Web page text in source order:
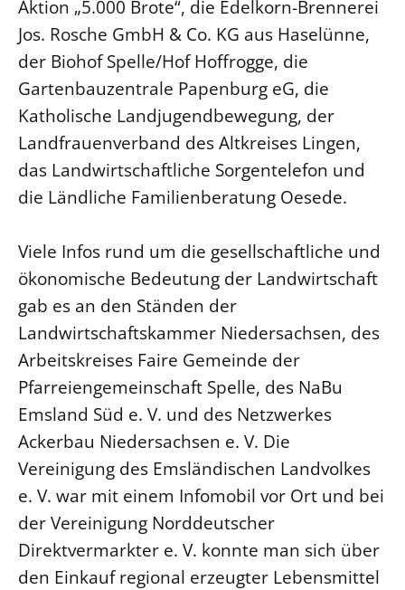
Aktion „5.000 Brote“, die Edelkorn-Brennerei
Jos. Rosche GmbH & Co. KG aus Haselünne,
der Biohof Spelle/Hof Hoffrogge, die
Gartenbauzentrale Papenburg eG, die
Katholische Landjugendbewegung, der
Landfrauenverband des Altkreises Lingen,
das Landwirtschaftliche Sorgentelefon und
die Ländliche Familienberatung Oesede.
Viele Infos rund um die gesellschaftliche und
ökonomische Bedeutung der Landwirtschaft
gab es an den Ständen der
Landwirtschaftskammer Niedersachsen, des
Arbeitskreises Faire Gemeinde der
Pfarreiengemeinschaft Spelle, des NaBu
Emsland Süd e. V. und des Netzwerkes
Ackerbau Niedersachsen e. V. Die
Vereinigung des Emsländischen Landvolkes
e. V. war mit einem Infomobil vor Ort und bei
der Vereinigung Norddeutscher
Direktvermarkter e. V. konnte man sich über
den Einkauf regional erzeugter Lebensmittel